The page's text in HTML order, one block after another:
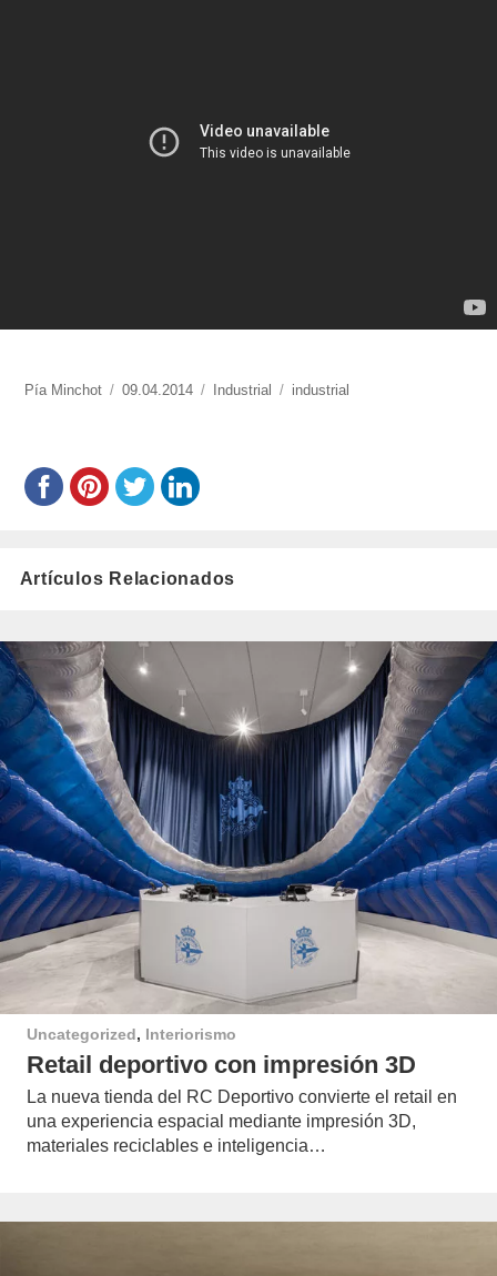
https://www.experimenta.es/author/pia/
Pía Minchot
Publicado
09.04.2014 Categorías
Industrial Etiquetas
industrial
Artículos Relacionados
Uncategorized, Interiorismo
Retail deportivo con impresión 3D
La nueva tienda del RC Deportivo convierte el retail en
una experiencia espacial mediante impresión 3D,
materiales reciclables e inteligencia…